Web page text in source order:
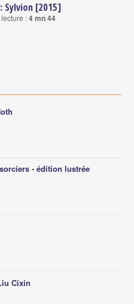
Sylvion [2015]
:4 mn 44
- édition lustrée
Cixin